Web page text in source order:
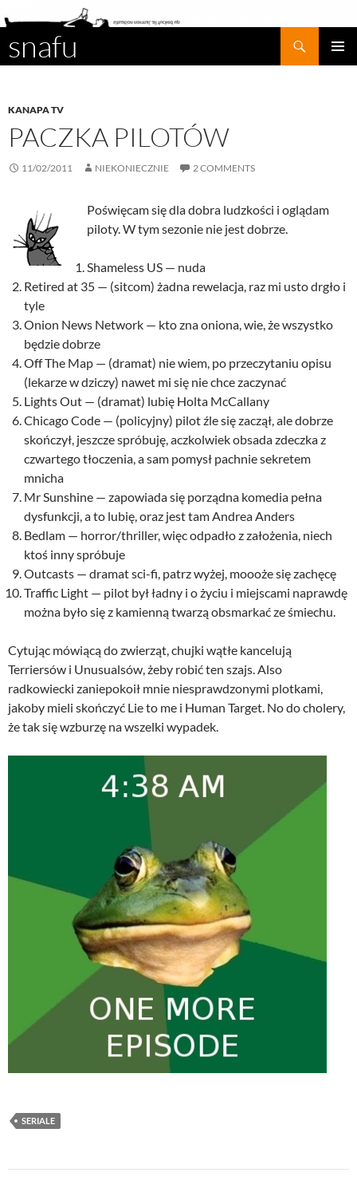
snafu
SKIP
KANAPA TV
PACZKA PILOTÓW
11/02/2011 NIEKONIECZNIE 2 COMMENTS
Poświęcam się dla dobra ludzkości i oglądam
piloty. W tym sezonie nie jest dobrze.
Shameless US — nuda
Retired at 35 — (sitcom) żadna rewelacja, raz mi usto drgło i
tyle
Onion News Network — kto zna oniona, wie, że wszystko
będzie dobrze
Off The Map — (dramat) nie wiem, po przeczytaniu opisu
(lekarze w dziczy) nawet mi się nie chce zaczynać
Lights Out — (dramat) lubię Holta McCallany
Chicago Code — (policyjny) pilot źle się zaczął, ale dobrze
skończył, jeszcze spróbuję, aczkolwiek obsada zdeczka z
czwartego tłoczenia, a sam pomysł pachnie sekretem
mnicha
Mr Sunshine — zapowiada się porządna komedia pełna
dysfunkcji, a to lubię, oraz jest tam Andrea Anders
Bedlam — horror/thriller, więc odpadło z założenia, niech
ktoś inny spróbuje
Outcasts — dramat sci-fi, patrz wyżej, moooże się zachęcę
Traffic Light — pilot był ładny i o życiu i miejscami naprawdę
można było się z kamienną twarzą obsmarkać ze śmiechu.
Cytując mówiącą do zwierząt, chujki wątłe kancelują
Terriersów i Unusualsów, żeby robić ten szajs. Also
radkowiecki zaniepokoił mnie niesprawdzonymi plotkami,
jakoby mieli skończyć Lie to me i Human Target. No do cholery,
że tak się wzburzę na wszelki wypadek.
SERIALE